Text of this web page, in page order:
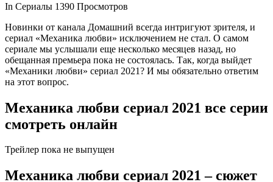
In Сериалы 1390 Просмотров
Новинки от канала Домашний всегда интригуют зрителя, и
сериал «Механика любви» исключением не стал. О самом
сериале мы услышали еще несколько месяцев назад, но
обещанная премьера пока не состоялась. Так, когда выйдет
«Механики любви» сериал 2021? И мы обязательно ответим
на этот вопрос.
Механика любви сериал 2021 все серии
смотреть онлайн
Трейлер пока не выпущен
Механика любви сериал 2021 – сюжет